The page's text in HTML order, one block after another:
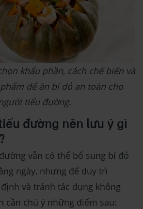
khẩu phần, cách chế biến và
để ăn bí đỏ an toàn cho
tiểu đường.
đường nên lưu ý gì
vẫn có thể bổ sung bí đỏ
ngày, nhưng để duy trì
và tránh tác dụng không
cần chú ý những điểm sau: